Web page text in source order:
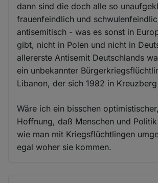
dann sind die doch alle so
frauenfeindlich und
antisemitisch - was es sonst in
gibt, nicht in Polen und nicht in
allererste Antisemit Deutschlands
ein unbekannter
Libanon, der sich 1982 in
Wäre ich ein bisschen
Hoffnung, daß Menschen und
wie man mit Kriegsflüchtlingen
egal woher sie kommen.